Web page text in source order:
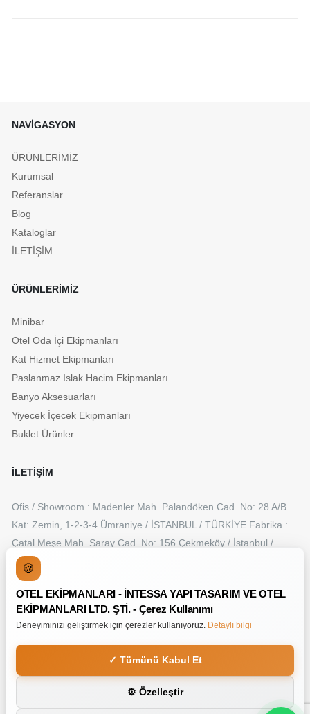
NAVİGASYON
ÜRÜNLERİMİZ
Kurumsal
Referanslar
Blog
Kataloglar
İLETİŞİM
ÜRÜNLERİMİZ
Minibar
Otel Oda İçi Ekipmanları
Kat Hizmet Ekipmanları
Paslanmaz Islak Hacim Ekipmanları
Banyo Aksesuarları
Yiyecek İçecek Ekipmanları
Buklet Ürünler
İLETİŞİM
Ofis / Showroom : Madenler Mah. Palandöken Cad. No: 28 A/B
Kat: Zemin, 1-2-3-4 Ümraniye / İSTANBUL / TÜRKİYE Fabrika :
Çatal Meşe Mah. Saray Cad. No: 156 Çekmeköy / İstanbul /
TÜRKİYE
+90 216 315 50 55
info@intessa.com.tr
Copyright © Kahve Makinaları
Made ByLine And Frame
🍪
OTEL EKİPMANLARI - İNTESSA YAPI TASARIM VE OTEL
EKİPMANLARI LTD. ŞTİ. - Çerez Kullanımı
Deneyiminizi geliştirmek için çerezler kullanıyoruz. Detaylı bilgi
✓ Tümünü Kabul Et
⚙ Özelleştir